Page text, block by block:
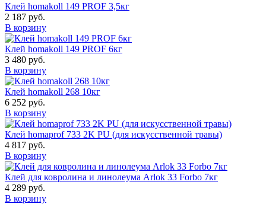
Клей homakoll 149 PROF 3,5кг
2 187 руб.
В корзину
Клей homakoll 149 PROF 6кг
3 480 руб.
В корзину
Клей homakoll 268 10кг
6 252 руб.
В корзину
Клей homaprof 733 2K PU (для искусственной травы)
4 817 руб.
В корзину
Клей для ковролина и линолеума Arlok 33 Forbo 7кг
4 289 руб.
В корзину